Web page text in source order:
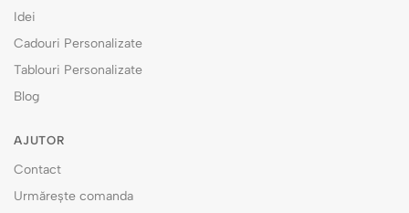
Idei
Cadouri Personalizate
Tablouri Personalizate
Blog
AJUTOR
Contact
Urmărește comanda